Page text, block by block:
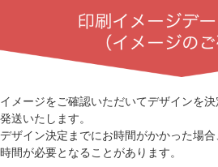
イメージをご確認いただいてデザインを
発送いたします。
デザイン決定までにお時間がかかった場
時間が必要となることがあります。